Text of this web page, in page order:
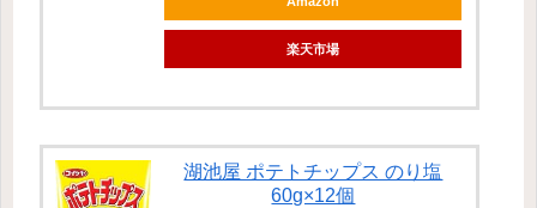
楽天市場
湖池屋 ポテトチップス のり塩
60g×12個